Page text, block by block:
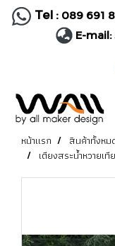
Tel : 089 691
E-mail:
หน้าแรก สินค้าทั้งหม
เตียงสระน้ำหวายเที